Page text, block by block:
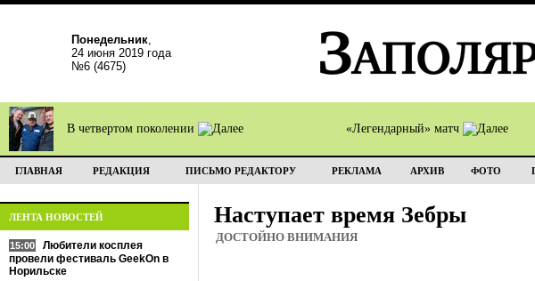
Понедельник,
24 июня 2019 года
№6 (4675)
В четвертом поколении «Легендарный» матч
ГЛАВНАЯ РЕДАКЦИЯ ПИСЬМО РЕДАКТОРУ РЕКЛАМА АРХИВ ФОТО
ЛЕНТА НОВОСТЕЙ
15:00
Любители косплея
провели фестиваль GeekOn в
Норильске
Наступает время Зебры
ДОСТОЙНО ВНИМАНИЯ